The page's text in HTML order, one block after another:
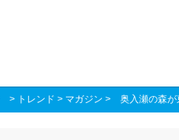
> トレンド > マガジン > 奥入瀬の森